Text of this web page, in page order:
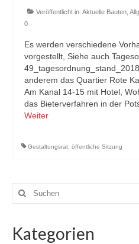
Veröffentlicht in: Aktuelle Bauten
0
Es werden verschiedene
vorgestellt, Siehe auch
anderem das Quartier Rote
Am Kanal 14-15 mit Hotel,
das Bieterverfahren in der
Weiter
Gestaltungsrat öffentliche Sitzung
Suchen
nach:
Kategorien